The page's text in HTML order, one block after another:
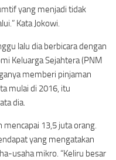
yang menjadi tidak
Kata Jokowi.
lalu dia berbicara dengan
Keluarga Sejahtera (PNM
memberi pinjaman
mulai di 2016, itu
dia.
mencapai 13,5 juta orang.
yang mengatakan
usaha mikro. “Keliru besar